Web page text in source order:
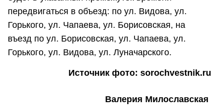
передвигаться в объезд: по ул. Видова, ул.
Горького, ул. Чапаева, ул. Борисовская, на
въезд по ул. Борисовская, ул. Чапаева, ул.
Горького, ул. Видова, ул. Луначарского.
Источник фото: sorochvestnik.ru
Валерия Милославская